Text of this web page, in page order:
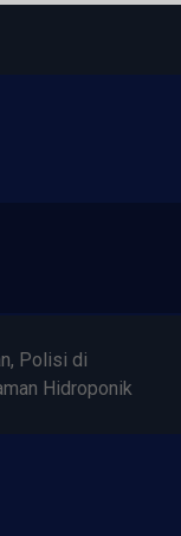
Polisi di
Hidroponik